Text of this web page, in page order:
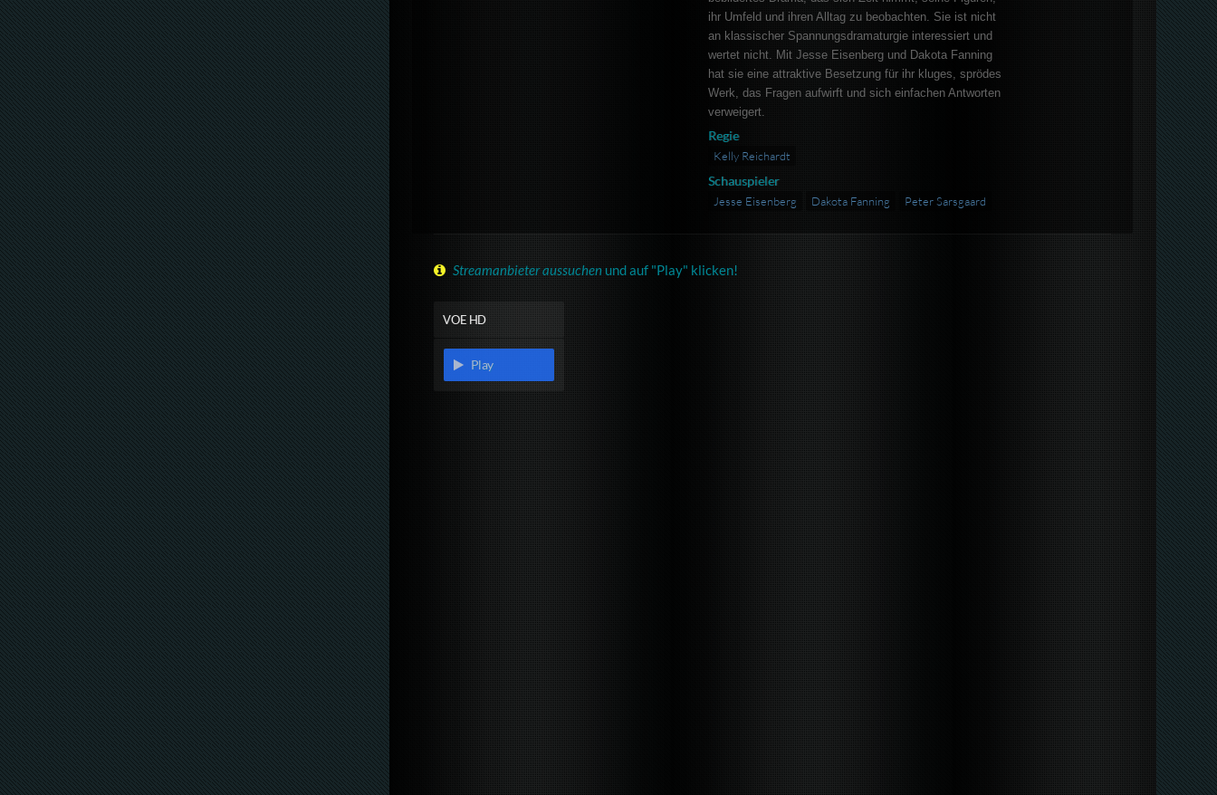
ihr Umfeld und ihren Alltag zu beobachten. Sie ist nicht
an klassischer Spannungsdramaturgie interessiert und
wertet nicht. Mit Jesse Eisenberg und Dakota Fanning
hat sie eine attraktive Besetzung für ihr kluges, sprödes
Werk, das Fragen aufwirft und sich einfachen Antworten
verweigert.
Regie
Kelly Reichardt
Schauspieler
Jesse Eisenberg Dakota Fanning Peter Sarsgaard
Streamanbieter aussuchen und auf "Play" klicken!
VOE HD
Play